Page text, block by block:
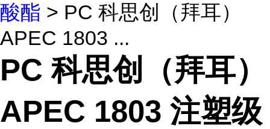
酸酯 > PC 科思创（拜耳）
APEC 1803 ...
PC 科思创（拜耳）
APEC 1803 注塑级